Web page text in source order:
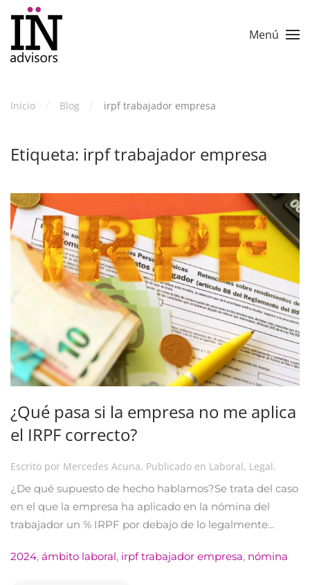
Skip to main content Menú
Inicio Blog irpf trabajador empresa
Etiqueta: irpf trabajador empresa
¿Qué pasa si la empresa no me aplica
el IRPF correcto?
Escrito por Mercedes Acuna. Publicado en Laboral, Legal.
¿De qué supuesto de hecho hablamos?Se trata del caso
en el que la empresa ha aplicado en la nómina del
trabajador un % IRPF por debajo de lo legalmente...
2024, ámbito laboral, irpf trabajador empresa, nómina